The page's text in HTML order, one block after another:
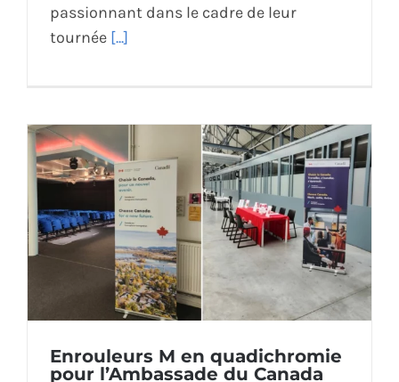
passionnant dans le cadre de leur
tournée [...]
Enrouleurs M en quadichromie
pour l’Ambassade du Canada